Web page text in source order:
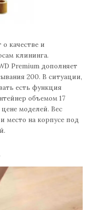
качестве и
клининга.
Premium дополняет
200. В ситуации,
есть функция
объемом 17
моделей. Вес
место на корпусе под